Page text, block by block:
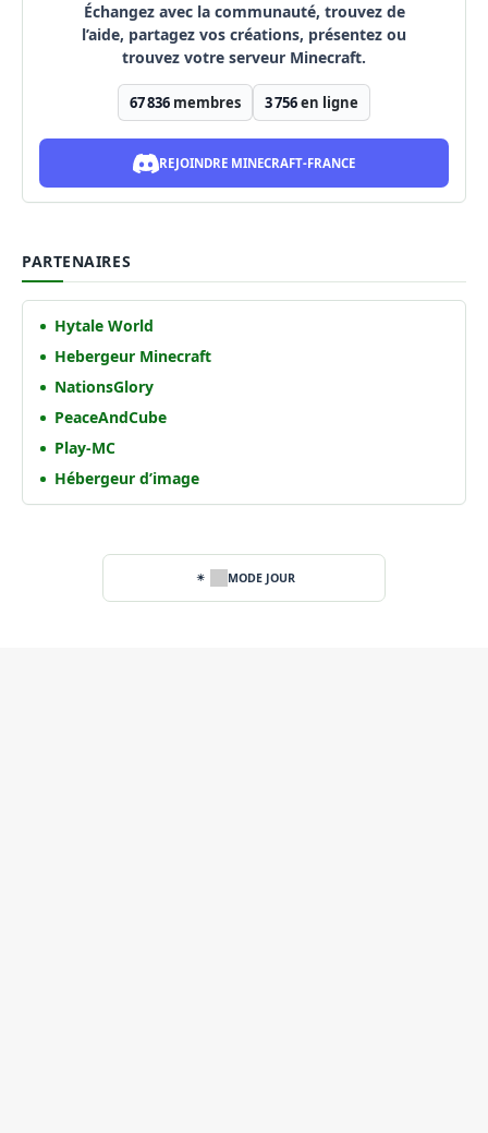
Échangez avec la communauté, trouvez de
l’aide, partagez vos créations, présentez ou
trouvez votre serveur Minecraft.
67 836 membres 3 756en ligne
REJOINDRE MINECRAFT-FRANCE
PARTENAIRES
Hytale World
Hebergeur Minecraft
NationsGlory
PeaceAndCube
Play-MC
Hébergeur d’image
MODE JOUR